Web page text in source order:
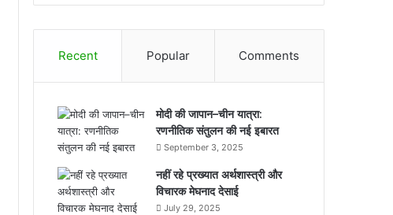
Recent Popular Comments
मोदी की जापान–चीन यात्रा:
रणनीतिक संतुलन की नई इबारत
September 3, 2025
नहीं रहे प्रख्यात अर्थशास्त्री और
विचारक मेघनाद देसाई
July 29, 2025